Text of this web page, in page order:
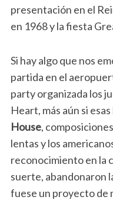
presentación en el
en 1968 y la fiesta
Si hay algo que nos
partida en el
party organizada los
Heart, más aún si
House,
lentas y los
reconocimiento en la
suerte, abandonaron
fuese un proyecto de